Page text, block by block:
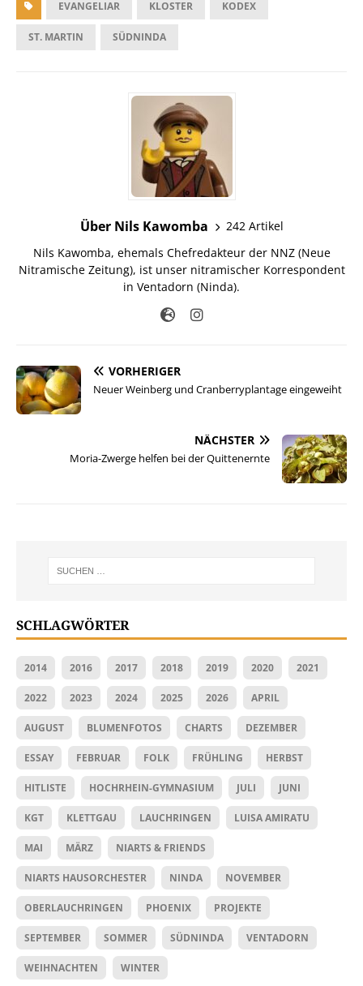
EVANGELIAR KLOSTER KODEX
ST. MARTIN SÜDNINDA
Über Nils Kawomba
242 Artikel
Nils Kawomba, ehemals Chefredakteur der NNZ (Neue
Nitramische Zeitung), ist unser nitramischer Korrespondent
in Ventadorn (Ninda).
VORHERIGER
Neuer Weinberg und Cranberryplantage eingeweiht
NÄCHSTER
Moria-Zwerge helfen bei der Quittenernte
SCHLAGWÖRTER
2014 2016 2017 2018 2019 2020 2021
2022 2023 2024 2025 2026 APRIL
AUGUST BLUMENFOTOS CHARTS DEZEMBER
ESSAY FEBRUAR FOLK FRÜHLING HERBST
HITLISTE HOCHRHEIN-GYMNASIUM JULI JUNI
KGT KLETTGAU LAUCHRINGEN LUISA AMIRATU
MAI MÄRZ NIARTS & FRIENDS
NIARTS HAUSORCHESTER NINDA NOVEMBER
OBERLAUCHRINGEN PHOENIX PROJEKTE
SEPTEMBER SOMMER SÜDNINDA VENTADORN
WEIHNACHTEN WINTER